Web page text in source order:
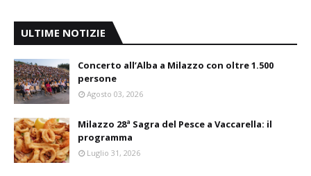
ULTIME NOTIZIE
Concerto all’Alba a Milazzo con oltre 1.500
persone
Agosto 03, 2026
Milazzo 28ª Sagra del Pesce a Vaccarella: il
programma
Luglio 31, 2026